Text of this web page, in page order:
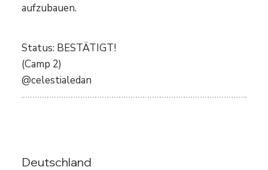
aufzubauen.
Status: BESTÄTIGT!
(Camp 2)
@celestialedan
Deutschland